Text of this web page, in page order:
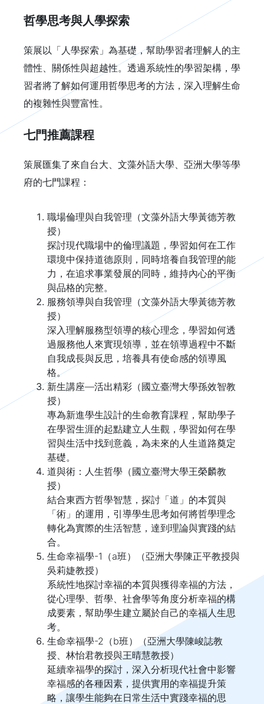
哲學思考與人學探索
策展以「人學探索」為基礎，幫助學習者理解人的主
體性、關係性與超越性。透過系統性的學習架構，學
習者將了解如何運用哲學思考的方法，深入理解生命
的複雜性與豐富性。
七門推薦課程
策展匯集了來自台大、文藻外語大學、亞洲大學等學
府的七門課程：
職場倫理與自我管理（文藻外語大學黃德芳教
授）
探討現代職場中的倫理議題，學習如何在工作
環境中保持道德原則，同時培養自我管理的能
力，在追求事業發展的同時，維持內心的平衡
與品格的完整。
服務領導與自我管理（文藻外語大學黃德芳教
授）
深入理解服務型領導的核心理念，學習如何透
過服務他人來實現領導，並在領導過程中不斷
自我成長與反思，培養具有使命感的領導風
格。
新生講座—活出精彩（國立臺灣大學孫效智教
授）
專為新進學生設計的生命教育課程，幫助學子
在學習生涯的起點建立人生觀，學習如何在學
習與生活中找到意義，為未來的人生道路奠定
基礎。
道與術：人生哲學（國立臺灣大學王榮麟教
授）
結合東西方哲學智慧，探討「道」的本質與
「術」的運用，引導學生思考如何將哲學理念
轉化為實際的生活智慧，達到理論與實踐的結
合。
生命幸福學-1（a班）（亞洲大學陳正平教授與
吳莉婕教授）
系統性地探討幸福的本質與獲得幸福的方法，
從心理學、哲學、社會學等角度分析幸福的構
成要素，幫助學生建立屬於自己的幸福人生思
考。
生命幸福學-2（b班）（亞洲大學陳峻誌教
授 、林怡君教授與王晴慧教授）
延續幸福學的探討，深入分析現代社會中影響
幸福感的各種因素，提供實用的幸福提升策
略，讓學生能夠在日常生活中實踐幸福的思